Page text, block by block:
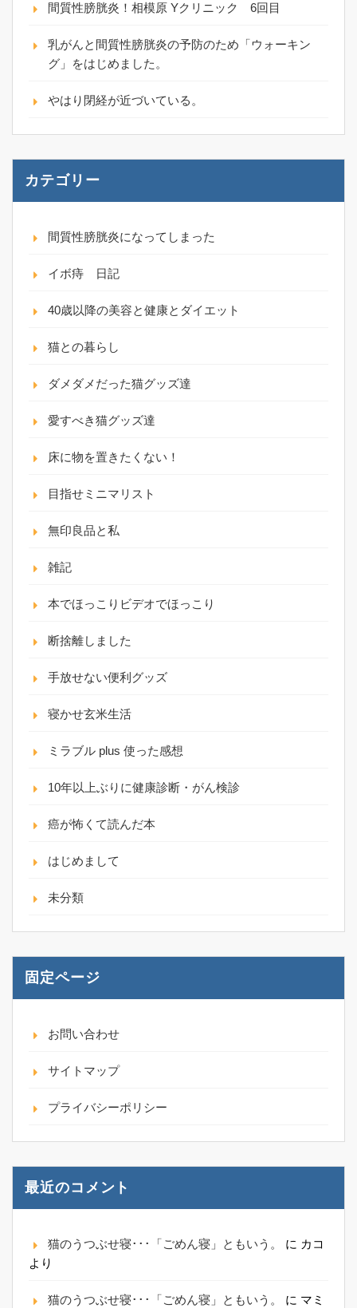
間質性膀胱炎！相模原 Yクリニック 6回目
乳がんと間質性膀胱炎の予防のため「ウォーキン
グ」をはじめました。
やはり閉経が近づいている。
カテゴリー
間質性膀胱炎になってしまった
イボ痔 日記
40歳以降の美容と健康とダイエット
猫との暮らし
ダメダメだった猫グッズ達
愛すべき猫グッズ達
床に物を置きたくない！
目指せミニマリスト
無印良品と私
雑記
本でほっこりビデオでほっこり
断捨離しました
手放せない便利グッズ
寝かせ玄米生活
ミラブル plus 使った感想
10年以上ぶりに健康診断・がん検診
癌が怖くて読んだ本
はじめまして
未分類
固定ページ
お問い合わせ
サイトマップ
プライバシーポリシー
最近のコメント
猫のうつぶせ寝･･･「ごめん寝」ともいう。 に カコ
より
猫のうつぶせ寝･･･「ごめん寝」ともいう。 に マミ